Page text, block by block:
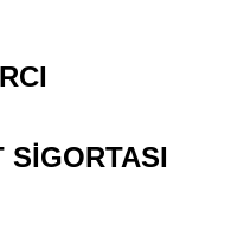
SİGORTASI